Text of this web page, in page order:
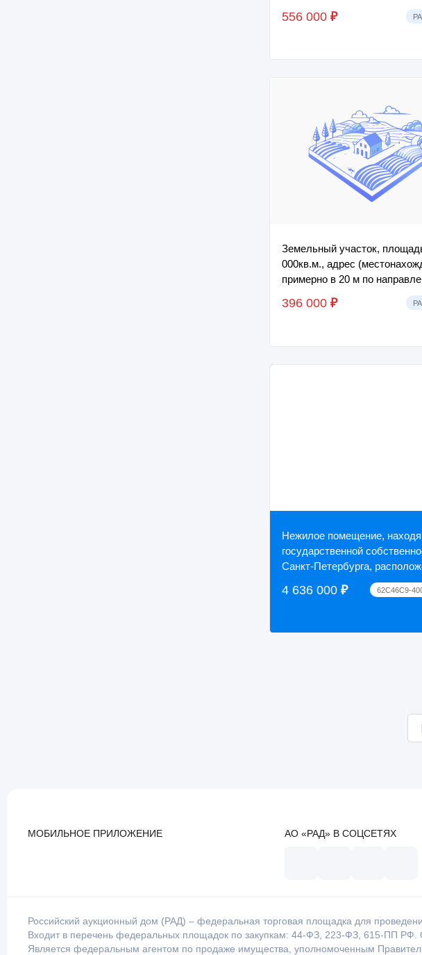
556 000 ₽
Земельный участок,
000кв.м., адрес
примерно в 20 м по
север от ориентира жилой
адрес...
396 000 ₽
Нежилое помещение,
государственной
Санкт-Петербурга,
по адресу: Санкт-Петербург,
Александра...
4 636 000 ₽ 62C46C9-
МОБИЛЬНОЕ ПРИЛОЖЕНИЕ АО «РАД» В СОЦСЕТЯХ
Российский аукционный дом (РАД) – федеральная торговая площадка для
Входит в перечень федеральных площадок по закупкам: 44-ФЗ, 223-ФЗ, 615-ПП РФ.
Является федеральным агентом по продаже имущества, уполномоченным